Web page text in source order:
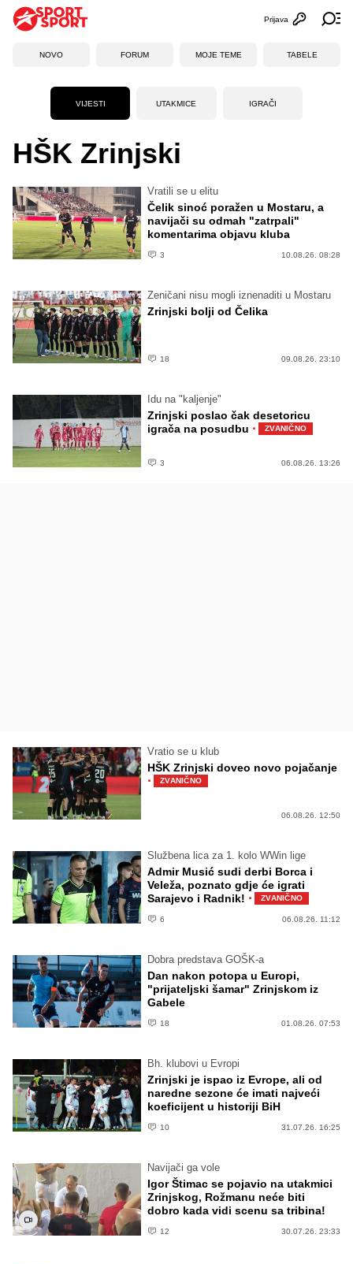
Otvori
Prijava
NOVO FORUM MOJE TEME TABELE
VIJESTI UTAKMICE IGRAČI
HŠK Zrinjski
Vratili se u elitu
Čelik sinoć poražen u Mostaru, a
navijači su odmah "zatrpali"
komentarima objavu kluba
3 10.08.26. 08:28
Zeničani nisu mogli iznenaditi u Mostaru
Zrinjski bolji od Čelika
18 09.08.26. 23:10
Idu na "kaljenje"
Zrinjski poslao čak desetoricu
igrača na posudbu · ZVANIČNO
3 06.08.26. 13:26
Vratio se u klub
HŠK Zrinjski doveo novo pojačanje
· ZVANIČNO
06.08.26. 12:50
Službena lica za 1. kolo WWin lige
Admir Musić sudi derbi Borca i
Veleža, poznato gdje će igrati
Sarajevo i Radnik! · ZVANIČNO
6 06.08.26. 11:12
Dobra predstava GOŠK-a
Dan nakon potopa u Europi,
"prijateljski šamar" Zrinjskom iz
Gabele
18 01.08.26. 07:53
Bh. klubovi u Evropi
Zrinjski je ispao iz Evrope, ali od
naredne sezone će imati najveći
koeficijent u historiji BiH
10 31.07.26. 16:25
Navijači ga vole
Igor Štimac se pojavio na utakmici
Zrinjskog, Rožmanu neće biti
dobro kada vidi scenu sa tribina!
12 30.07.26. 23:33